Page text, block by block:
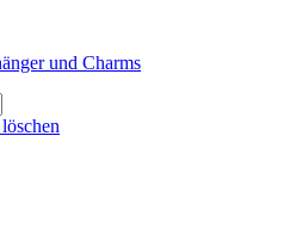
und Charms